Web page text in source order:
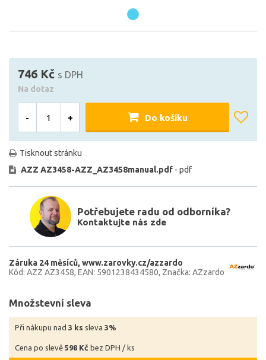
746 Kč s DPH
Na dotaz
- + Do košíku
Tisknout stránku
AZZ AZ3458-AZZ_AZ3458manual.pdf - pdf
Potřebujete radu od odborníka?
Kontaktujte nás zde
Záruka 24 měsíců www.zarovky.cz/azzardo
Kód: AZZ AZ3458 EAN: 5901238434580 Značka: AZzardo
Množstevní sleva
Při nákupu nad 3 ks sleva 3%
Cena po slevě 598 Kč bez DPH / ks